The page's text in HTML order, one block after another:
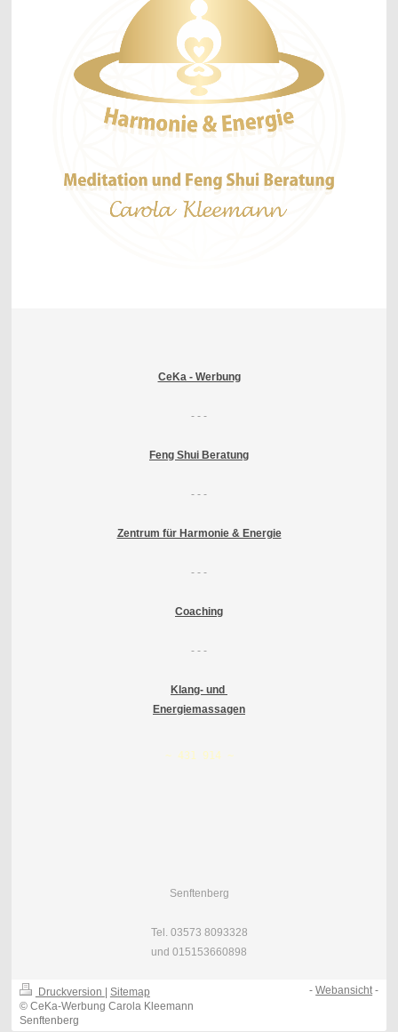
CeKa - Werbung
- - -
Feng Shui Beratung
- - -
Zentrum für Harmonie & Energie
- - -
Coaching
- - -
Klang- und
Energiemassagen
~ 431 914 ~
Senftenberg
Tel. 03573 8093328
und 015153660898
Druckversion
Sitemap
© CeKa-Werbung Carola Kleemann
Senftenberg
-Webansicht-